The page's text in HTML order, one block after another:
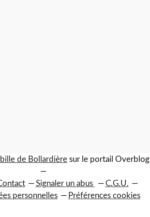
de Bollardière sur le portail Overblog
Signaler un abus
C.G.U.
personnelles
Préférences cookies